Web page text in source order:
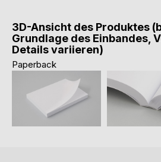
3D-Ansicht des Produktes
Grundlage des Einbandes,
Details variieren)
Paperback